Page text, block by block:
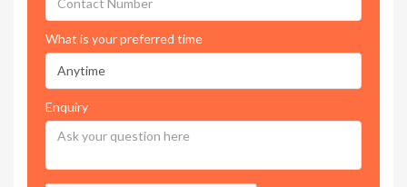
What is your preferred time
Enquiry